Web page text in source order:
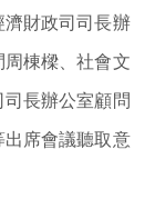
財政司司長辦
棟樑、社會文
長辦公室顧問
席會議聽取意